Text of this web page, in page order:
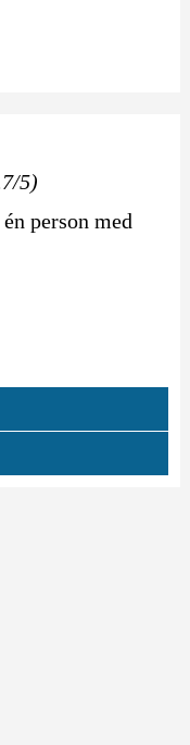
5)
person med